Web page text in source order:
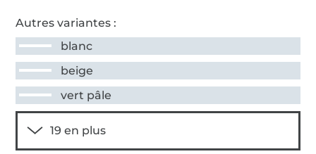
Autres variantes :
blanc
beige
vert pâle